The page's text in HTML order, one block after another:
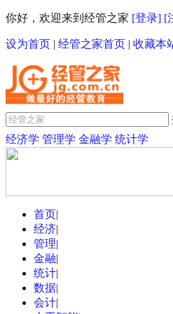
你好，欢迎来到经管之家 [登录] [
设为首页 | 经管之家首页 | 收藏本
经济学 管理学 金融学 统计学
首页|
经济|
管理|
金融|
统计|
数据|
会计|